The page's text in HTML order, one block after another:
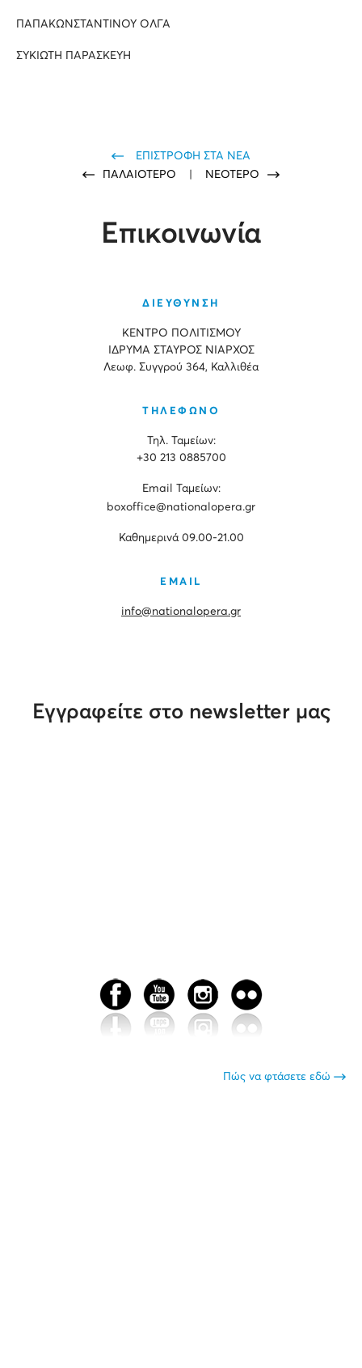
ΠΑΠΑΚΩΝΣΤΑΝΤΙΝΟΥ ΟΛΓΑ
ΣΥΚΙΩΤΗ ΠΑΡΑΣΚΕΥΗ
ΕΠΙΣΤΡΟΦΗ ΣΤΑ ΝΕΑ
ΠΑΛΑΙΟΤΕΡΟ
ΝΕΟΤΕΡΟ
Επικοινωνία
ΔΙΕΥΘΥΝΣΗ
ΚΕΝΤΡΟ ΠΟΛΙΤΙΣΜΟΥ
ΙΔΡΥΜΑ ΣΤΑΥΡΟΣ ΝΙΑΡΧΟΣ
Λεωφ. Συγγρού 364, Καλλιθέα
ΤΗΛΕΦΩΝΟ
Τηλ. Ταμείων:
+30 213 0885700
Εmail Ταμείων:
boxoffice@nationalopera.gr
Καθημερινά 09.00-21.00
EMAIL
info@nationalopera.gr
Εγγραφείτε στο newsletter μας
Πώς να φτάσετε εδώ